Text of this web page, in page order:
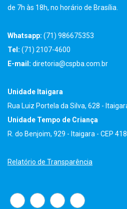
de 7h às 18h, no horário de Brasília.
Whatsapp: (71) 986675353
Tel: (71) 2107-4600
E-mail: diretoria@cspba.com.br
Unidade Itaigara
Rua Luiz Portela da Silva, 628 -
Unidade Tempo de Criança
R. do Benjoim, 929 - Itaigara - CEP
Relatório de Transparência